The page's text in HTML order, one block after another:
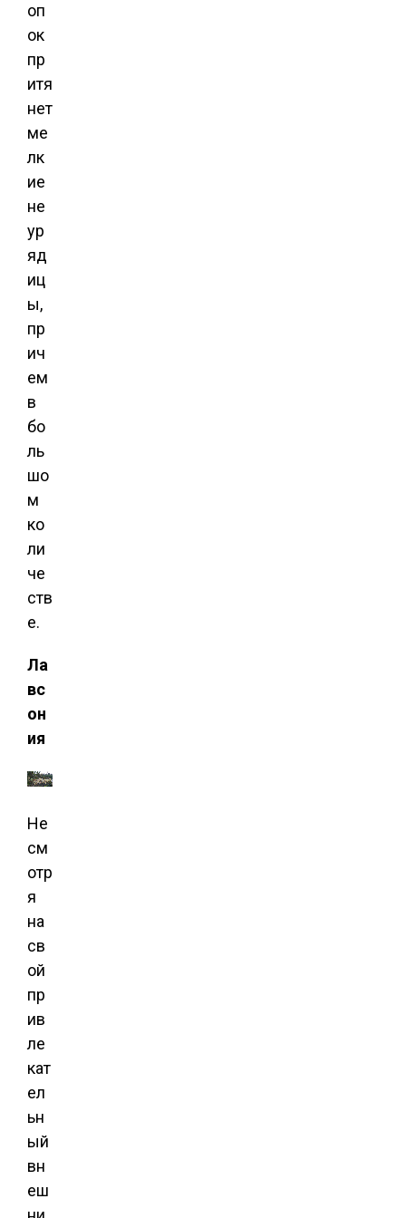
оп
ок
пр
итя
нет
ме
лк
ие
не
ур
яд
иц
ы,
пр
ич
ем
в
бо
ль
шо
м
ко
ли
че
ств
е.
Ла
вс
он
ия
Не
см
отр
я
на
св
ой
пр
ив
ле
кат
ел
ьн
ый
вн
еш